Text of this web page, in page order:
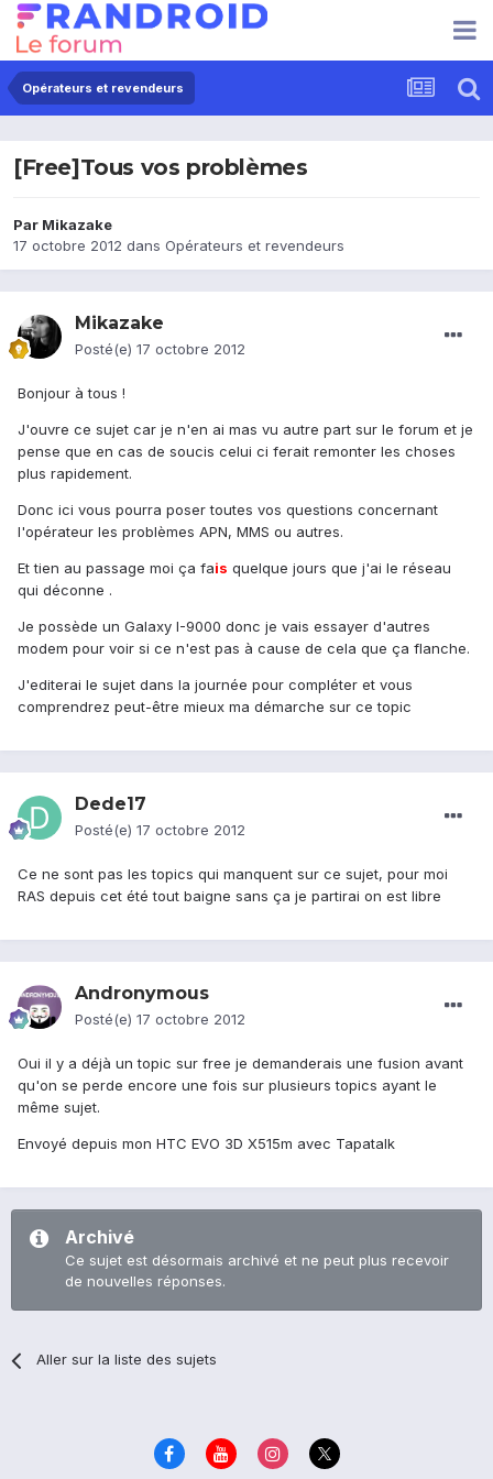
Opérateurs et revendeurs
[Free]Tous vos problèmes
Par Mikazake
17 octobre 2012 dans Opérateurs et revendeurs
Mikazake
Posté(e) 17 octobre 2012
Bonjour à tous !
J'ouvre ce sujet car je n'en ai mas vu autre part sur le forum et je
pense que en cas de soucis celui ci ferait remonter les choses
plus rapidement.
Donc ici vous pourra poser toutes vos questions concernant
l'opérateur les problèmes APN, MMS ou autres.
Et tien au passage moi ça fais quelque jours que j'ai le réseau
qui déconne .
Je possède un Galaxy I-9000 donc je vais essayer d'autres
modem pour voir si ce n'est pas à cause de cela que ça flanche.
J'editerai le sujet dans la journée pour compléter et vous
comprendrez peut-être mieux ma démarche sur ce topic
Dede17
Posté(e) 17 octobre 2012
Ce ne sont pas les topics qui manquent sur ce sujet, pour moi
RAS depuis cet été tout baigne sans ça je partirai on est libre
Andronymous
Posté(e) 17 octobre 2012
Oui il y a déjà un topic sur free je demanderais une fusion avant
qu'on se perde encore une fois sur plusieurs topics ayant le
même sujet.
Envoyé depuis mon HTC EVO 3D X515m avec Tapatalk
Archivé
Ce sujet est désormais archivé et ne peut plus recevoir
de nouvelles réponses.
Aller sur la liste des sujets